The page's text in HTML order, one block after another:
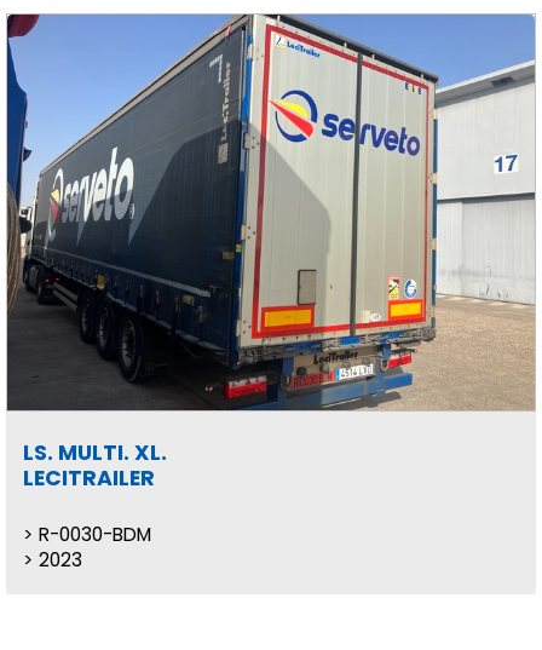
LS. MULTI. XL.
LECITRAILER
R-0030-BDM
2023